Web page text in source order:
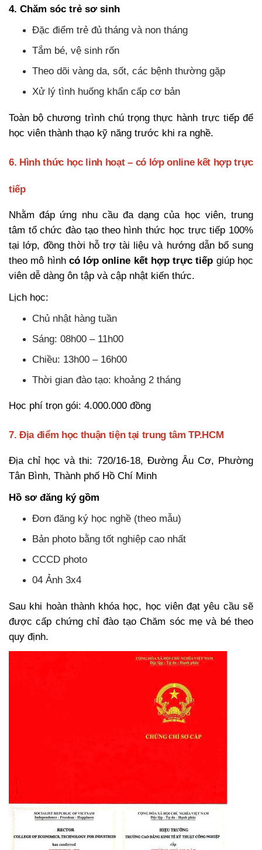
4. Chăm sóc trẻ sơ sinh
Đặc điểm trẻ đủ tháng và non tháng
Tắm bé, vệ sinh rốn
Theo dõi vàng da, sốt, các bệnh thường gặp
Xử lý tình huống khẩn cấp cơ bản
Toàn bộ chương trình chú trọng thực hành trực tiếp để
học viên thành thạo kỹ năng trước khi ra nghề.
6. Hình thức học linh hoạt – có lớp online kết hợp trực
tiếp
Nhằm đáp ứng nhu cầu đa dạng của học viên, trung
tâm tổ chức đào tạo theo hình thức học trực tiếp 100%
tại lớp, đồng thời hỗ trợ tài liệu và hướng dẫn bổ sung
theo mô hình có lớp online kết hợp trực tiếp giúp học
viên dễ dàng ôn tập và cập nhật kiến thức.
Lịch học:
Chủ nhật hàng tuần
Sáng: 08h00 – 11h00
Chiều: 13h00 – 16h00
Thời gian đào tạo: khoảng 2 tháng
Học phí trọn gói: 4.000.000 đồng
7. Địa điểm học thuận tiện tại trung tâm TP.HCM
Địa chỉ học và thi: 720/16-18, Đường Âu Cơ, Phường
Tân Bình, Thành phố Hồ Chí Minh
Hồ sơ đăng ký gồm
Đơn đăng ký học nghề (theo mẫu)
Bản photo bằng tốt nghiệp cao nhất
CCCD photo
04 Ảnh 3x4
Sau khi hoàn thành khóa học, học viên đạt yêu cầu sẽ
được cấp chứng chỉ đào tạo Chăm sóc mẹ và bé theo
quy định.